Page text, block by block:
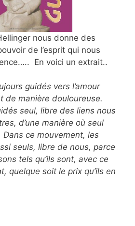
nous donne des
de l’esprit qui nous
En voici un extrait..
guidés vers l’amour
de manière douloureuse.
seul, libre des liens nous
d’une manière où seul
Dans ce mouvement, les
seuls, libre de nous, parce
tels qu’ils sont, avec ce
quelque soit le prix qu’ils en